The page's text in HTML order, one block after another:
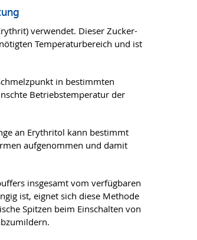
verwendet. Dieser Zucker-
Temperaturbereich und ist
in bestimmten
Betriebstemperatur der
an Erythritol kann bestimmt
aufgenommen und damit
insgesamt vom verfügbaren
ist, eignet sich diese Methode
Spitzen beim Einschalten von